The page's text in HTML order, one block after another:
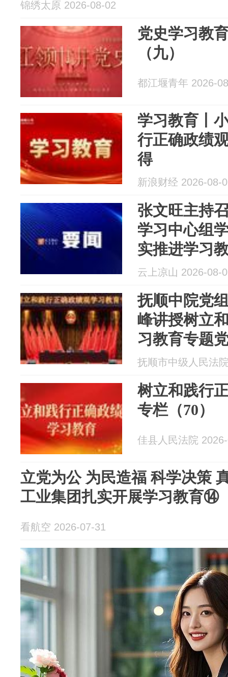
锦绣太原 2026-08-02
党史学习教
（九）
都江堰青年 2026-
学习教育丨
行正确政绩
得
新浪财经 2026-08-
张文旺主持
学习中心组
实推进学习
政绩观引领
云上凉山 2026-08-
抚顺中院党
峰讲授树立
习教育专题
抚顺市中级人民法
树立和践行
专栏（70）
佳县人民法院
立党为公 为民造福 科学决策
工业集团扎实开展学习教育⑭‌
看航空 2026-07-31